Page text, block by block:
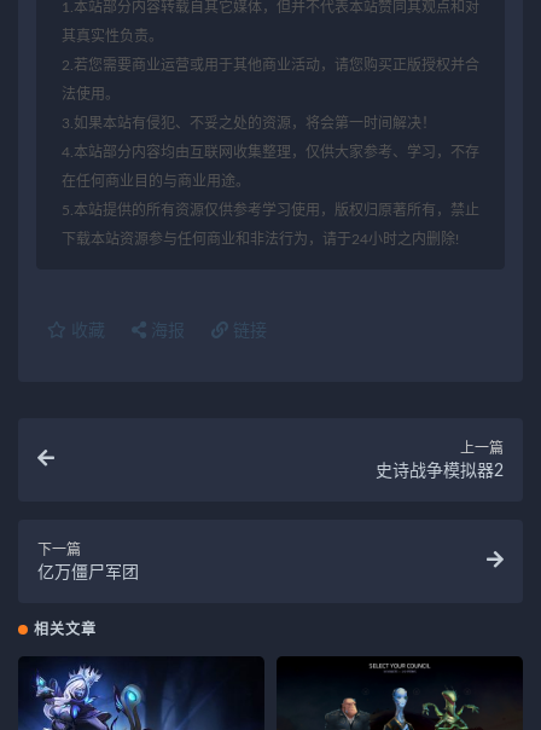
1.本站部分内容转载自其它媒体，但并不代表本站赞同其观点和对
其真实性负责。
2.若您需要商业运营或用于其他商业活动，请您购买正版授权并合
法使用。
3.如果本站有侵犯、不妥之处的资源，将会第一时间解决！
4.本站部分内容均由互联网收集整理，仅供大家参考、学习，不存
在任何商业目的与商业用途。
5.本站提供的所有资源仅供参考学习使用，版权归原著所有，禁止
下载本站资源参与任何商业和非法行为，请于24小时之内删除!
收藏 海报 链接
上一篇
史诗战争模拟器2
下一篇
亿万僵尸军团
相关文章